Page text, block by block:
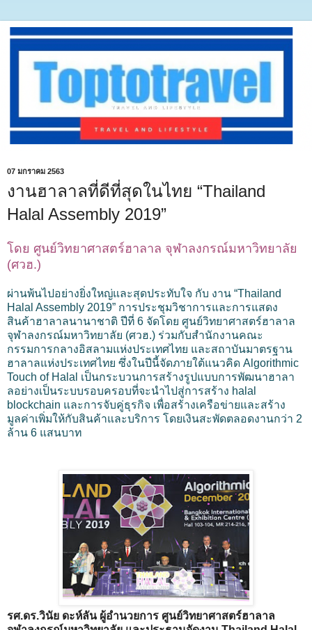
07 มกราคม 2563
งานฮาลาลที่ดีที่สุดในไทย “Thailand
Halal Assembly 2019”
โดย ศูนย์วิทยาศาสตร์ฮาลาล จุฬาลงกรณ์มหาวิทยาลัย
(ศวฮ.)
ผ่านพ้นไปอย่างยิ่งใหญ่และสุดประทับใจ กับ งาน “Thailand
Halal Assembly 2019” การประชุมวิชาการและการแสดง
สินค้าฮาลาลนานาชาติ ปีที่ 6 จัดโดย ศูนย์วิทยาศาสตร์ฮาลาล
จุฬาลงกรณ์มหาวิทยาลัย (ศวฮ.) ร่วมกับสำนักงานคณะ
กรรมการกลางอิสลามแห่งประเทศไทย และสถาบันมาตรฐาน
ฮาลาลแห่งประเทศไทย ซึ่งในปีนี้จัดภายใต้แนวคิด Algorithmic
Touch of Halal เป็นกระบวนการสร้างรูปแบบการพัฒนาฮาลา
ลอย่างเป็นระบบรอบครอบที่จะนำไปสู่การสร้าง halal
blockchain และการจับคู่ธุรกิจ เพื่อสร้างเครือข่ายและสร้าง
มูลค่าเพิ่มให้กับสินค้าและบริการ โดยเงินสะพัดตลอดงานกว่า 2
ล้าน 6 แสนบาท
รศ.ดร.วินัย ดะห์ลัน ผู้อำนวยการ ศูนย์วิทยาศาสตร์ฮาลาล